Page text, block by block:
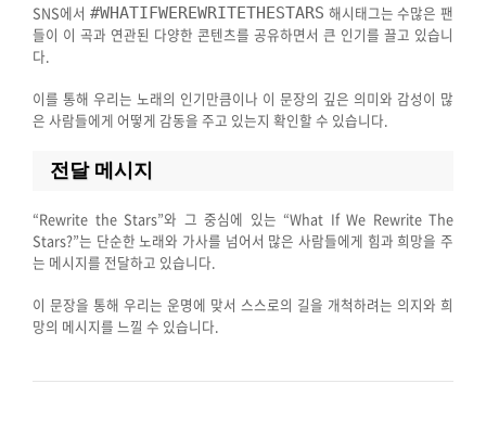
SNS에서 #WHATIFWEREWRITETHESTARS 해시태그는 수많은 팬
들이 이 곡과 연관된 다양한 콘텐츠를 공유하면서 큰 인기를 끌고 있습니
다.
이를 통해 우리는 노래의 인기만큼이나 이 문장의 깊은 의미와 감성이 많
은 사람들에게 어떻게 감동을 주고 있는지 확인할 수 있습니다.
전달 메시지
“Rewrite the Stars”와 그 중심에 있는 “What If We Rewrite The
Stars?”는 단순한 노래와 가사를 넘어서 많은 사람들에게 힘과 희망을 주
는 메시지를 전달하고 있습니다.
이 문장을 통해 우리는 운명에 맞서 스스로의 길을 개척하려는 의지와 희
망의 메시지를 느낄 수 있습니다.